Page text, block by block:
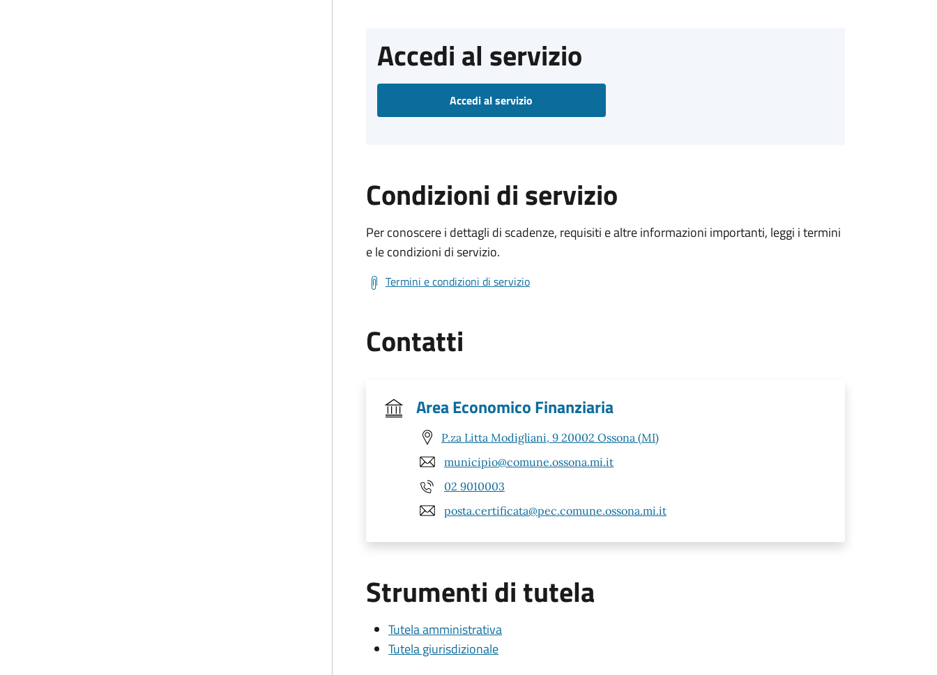
Accedi al servizio
Accedi al servizio
Condizioni di servizio
Per conoscere i dettagli di scadenze, requisiti e altre informazioni importanti, leggi i termini
e le condizioni di servizio.
Termini e condizioni di servizio
Contatti
Area Economico Finanziaria
P.za Litta Modigliani, 9 20002 Ossona (MI)
municipio@comune.ossona.mi.it
02 9010003
posta.certificata@pec.comune.ossona.mi.it
Strumenti di tutela
Tutela amministrativa
Tutela giurisdizionale